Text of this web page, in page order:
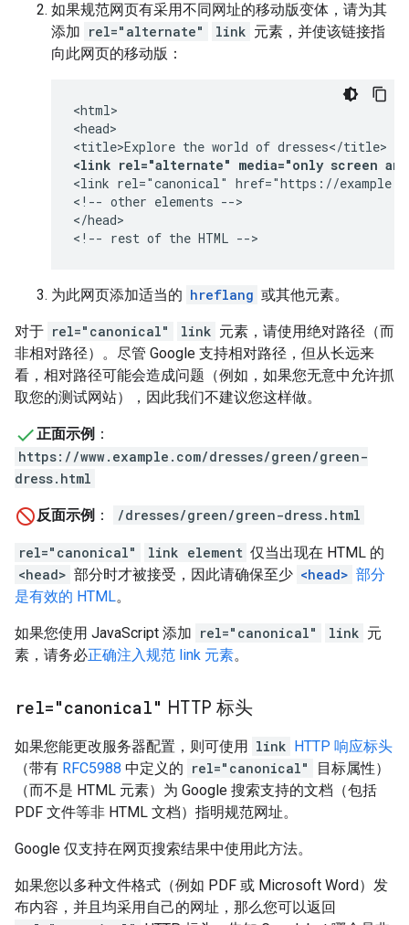
如果规范网页有采用不同网址的移动版变体，请为其
添加 rel="alternate" link 元素，并使该链接指
向此网页的移动版：
<html>
<head>
<link rel="alternate" media="only screen
<link rel="canonical" href="https://
<!-- other elements -->
</head>
<!-- rest of the HTML -->
为此网页添加适当的 hreflang 或其他元素。
对于 rel="canonical" link 元素，请使用绝对路径（而
非相对路径）。尽管 Google 支持相对路径，但从长远来
看，相对路径可能会造成问题（例如，如果您无意中允许抓
取您的测试网站），因此我们不建议您这样做。
正面示例 ：
https://www.example.com/dresses/green/green-
dress.html
反面示例 ： /dresses/green/green-dress.html
rel="canonical" link element 仅当出现在 HTML 的
<head> 部分时才被接受，因此请确保至少 <head> 部分
是有效的 HTML。
如果您使用 JavaScript 添加 rel="canonical" link 元
素，请务必正确注入规范 link 元素。
rel="canonical" HTTP 标头
如果您能更改服务器配置，则可使用 link HTTP 响应标头
（带有 RFC5988 中定义的 rel="canonical"
目标属性）
（而不是 HTML 元素）为 Google 搜索支持的文档（包括
PDF 文件等非 HTML 文档）指明规范网址。
Google 仅支持在网页搜索结果中使用此方法。
如果您以多种文件格式（例如 PDF 或 Microsoft Word）发
布内容，并且均采用自己的网址，那么您可以返回